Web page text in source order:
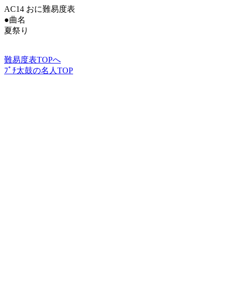
AC14 おに難易度表
●曲名
夏祭り
難易度表TOPへ
ﾌﾟﾁ太鼓の名人TOP